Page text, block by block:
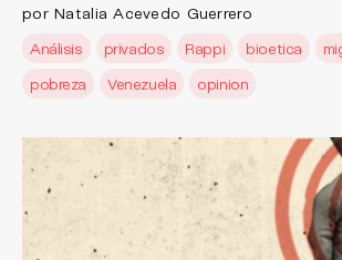
por Natalia Acevedo Guerrero
Análisis
privados Rappi bioetica
pobreza
Venezuela opinion